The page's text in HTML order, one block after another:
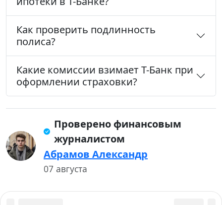
Как проверить подлинность
полиса?
Какие комиссии взимает Т-Банк при
оформлении страховки?
Проверено финансовым
журналистом
Абрамов Александр
07 августа